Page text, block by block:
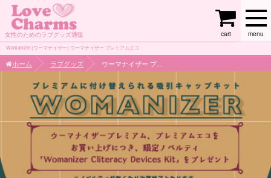
女性のためのラブグッズ通販 menu
cart
Womanizer (ウーマナイザー) ウーマナイザー プレミアムエコ
ホーム ラブグッズ